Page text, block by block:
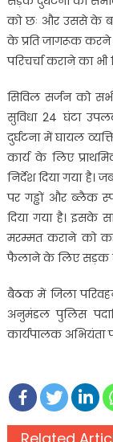
को छः और उससे के
के प्रति जागरूक करने
परिचर्चा कराने का भी
सिविल सर्जन को सभी
सुविधा 24 घंटा
दुर्घटना में घायल
कार्य के लिए
निर्देश दिया गया
पर गड्ढों और ब्लैक
दिया गया है। इसके
मरम्मत कराने को
फैलाने के लिए सड़क
बैठक में जिला
अनुमंडल पुलिस
कार्यपालक अभियंता